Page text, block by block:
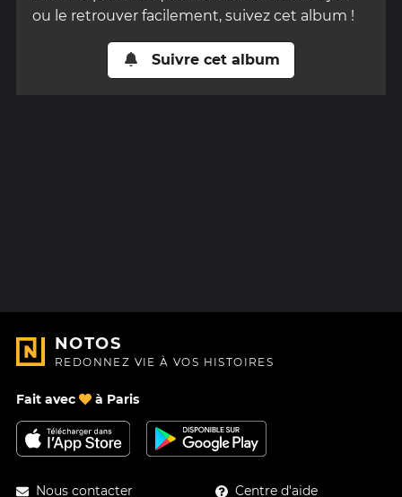
ou le retrouver facilement, suivez cet album !
Suivre cet album
NOTOS
REDONNEZ VIE À VOS HISTOIRES
Fait avec à Paris
Nous contacter Centre d'aide